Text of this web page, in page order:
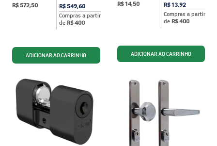
R$ 549,60
Compras a partir
de R$ 400
R$ 572,50
R$ 13,92
Compras a partir
de R$ 400
R$ 14,50